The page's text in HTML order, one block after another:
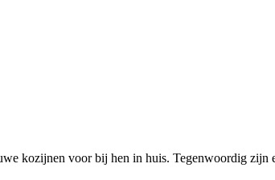
kozijnen voor bij hen in huis. Tegenwoordig